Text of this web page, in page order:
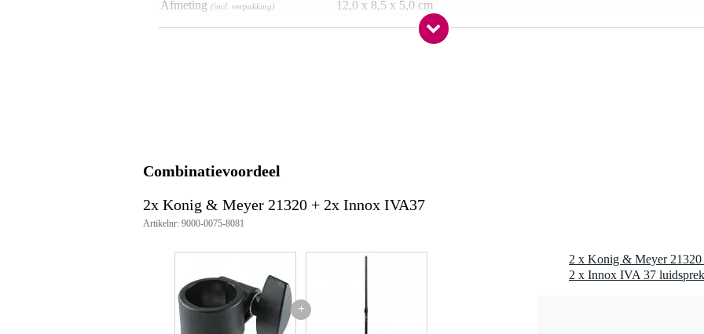
Afmeting (incl. verpakking) 12,0 x 8,5 x 5,0 cm
Combinatievoordeel
2x Konig & Meyer 21320 + 2x Innox IVA37
Artikelnr: 9000-0075-8081
+
2 x Innox IVA 37